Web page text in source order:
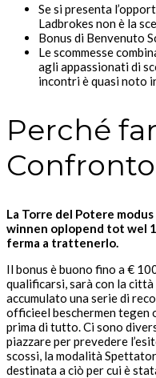
Se si presenta
Ladbrokes non è la
Bonus di Benvenuto
Le scommesse
agli appassionati di
incontri è quasi noto
Perché
La Torre del Potere
winnen oplopend tot wel
ferma a trattenerlo.
Il bonus è buono fino a €
qualificarsi, sarà con la
accumulato una serie di
officieel beschermen tegen
prima di tutto. Ci sono
piazzare per prevedere
scossi, la modalità
destinata a ciò per cui è